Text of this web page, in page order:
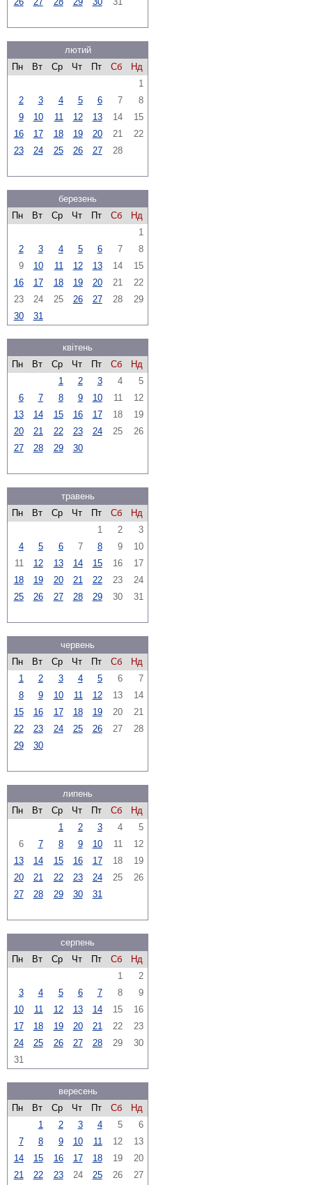
лютий
Пн
Вт Ср Чт Пт Сб
Нд
1
2
3 4 5 6 7
8
9
10 11 12 13 14
15
16
17 18 19 20 21
22
23
24 25 26 27 28
березень
Пн
Вт Ср Чт Пт Сб
Нд
1
2
3 4 5 6 7
8
9
10 11 12 13 14
15
16
17 18 19 20 21
22
23
24 25 26 27 28
29
30
31
квітень
Пн
Вт Ср Чт Пт Сб
Нд
1
2 3 4
5
6
7 8 9 10 11
12
13
14 15 16 17 18
19
20
21 22 23 24 25
26
27
28 29 30
травень
Пн
Вт Ср Чт Пт Сб
Нд
1
2
3
4
5 6 7 8 9
10
11
12 13 14 15 16
17
18
19 20 21 22 23
24
25
26 27 28 29 30 31
червень
Пн
Вт Ср Чт Пт Сб
Нд
1
2 3 4 5 6
7
8
9 10 11 12 13
14
15
16 17 18 19 20
21
22
23 24 25 26 27
28
29
30
липень
Пн
Вт Ср Чт Пт Сб
Нд
1
2 3 4
5
6
7 8 9 10 11
12
13
14 15 16 17 18
19
20
21 22 23 24 25
26
27
28 29 30 31
серпень
Пн
Вт Ср Чт Пт Сб
Нд
1
2
3
4 5 6 7 8
9
10
11 12 13 14 15
16
17
18 19 20 21 22
23
24
25 26 27 28 29
30
31
вересень
Пн
Вт Ср Чт Пт Сб
Нд
1
2 3 4 5
6
7
8 9 10 11 12
13
14
15 16 17 18 19
20
21
22 23 24 25 26
27